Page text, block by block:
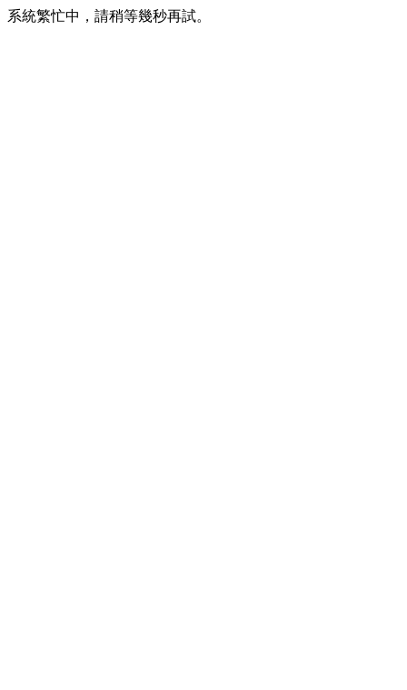
系統繁忙中，請稍等幾秒再試。